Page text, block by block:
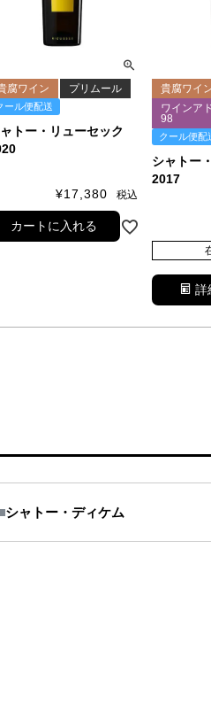
トー・リューセック
腐ワイン プリムール
ール便配送
¥17,380 税込
カートに入れる
シャトー
2017
貴腐ワイ
ワインア
98
クール便配
詳
シャトー・ディケム